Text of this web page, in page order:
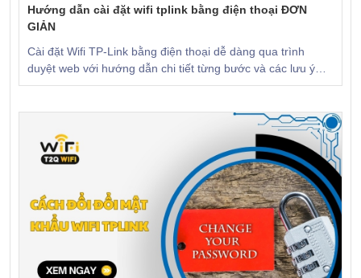
Hướng dẫn cài đặt wifi tplink bằng điện thoại ĐƠN
GIẢN
Cài đặt Wifi TP-Link bằng điện thoại dễ dàng qua trình
duyệt web với hướng dẫn chi tiết từng bước và các lưu ý
quan trọng. CLICK để xem!